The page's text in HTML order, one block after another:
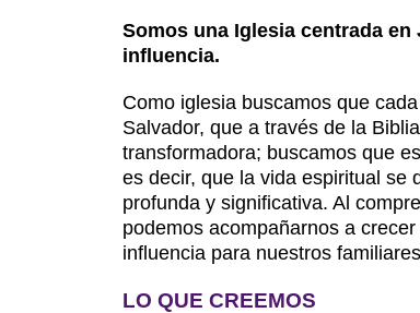
Somos una Iglesia centrada
influencia.
Como iglesia buscamos que
Salvador, que a través de la
transformadora; buscamos que
es decir, que la vida espiritual se
profunda y significativa. Al
podemos acompañarnos a
influencia para nuestros
LO QUE CREEMOS